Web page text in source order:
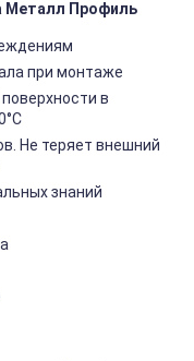
Металл Профиль
при монтаже
в
Не теряет внешний
знаний